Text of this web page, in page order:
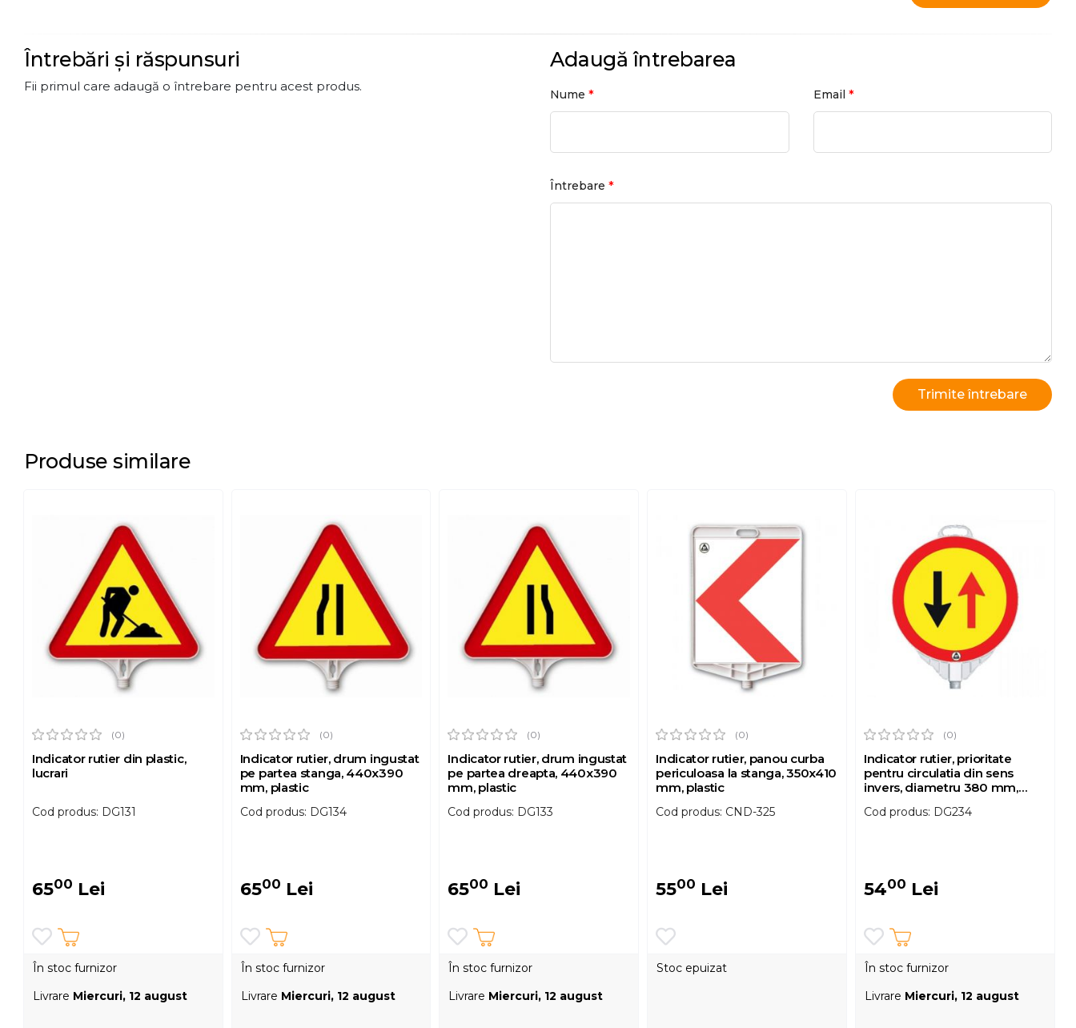
Întrebări și răspunsuri
Fii primul care adaugă o întrebare pentru acest produs.
Adaugă întrebarea
Nume * Email *
Întrebare *
Produse similare
(0)
Indicator rutier din plastic,
lucrari
Cod produs: DG131
6500 Lei
În stoc furnizor
Livrare Miercuri, 12 august
(0)
Indicator rutier, drum ingustat
pe partea stanga, 440x390
mm, plastic
Cod produs: DG134
6500 Lei
În stoc furnizor
Livrare Miercuri, 12 august
(0)
Indicator rutier, drum ingustat
pe partea dreapta, 440x390
mm, plastic
Cod produs: DG133
6500 Lei
În stoc furnizor
Livrare Miercuri, 12 august
(0)
Indicator rutier, panou curba
periculoasa la stanga, 350x410
mm, plastic
Cod produs: CND-325
5500 Lei
Stoc epuizat
(0)
Indicator rutier, prioritate
pentru circulatia din sens
invers, diametru 380 mm,
Cod produs: DG234
5400 Lei
În stoc furnizor
Livrare Miercuri, 12 august